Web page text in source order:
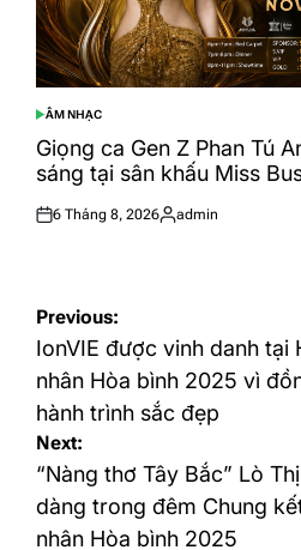
POSTED
IN
ÂM NHẠC
Giọng ca Gen Z Phan Tú
sáng tại sân khấu Miss
Posted
6 Tháng 8, 2026
Posted
admin
Điều
hướng
bài
viết
Previous:
IonVIE được vinh danh tại
nhân Hòa bình 2025 vì
hành trình sắc đẹp
Next:
“Nàng thơ Tây Bắc” Lò
dàng trong đêm Chung
nhân Hòa bình 2025